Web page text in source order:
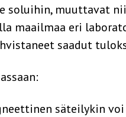
soluihin, muuttavat
maailmaa eri
saadut
säteilykin